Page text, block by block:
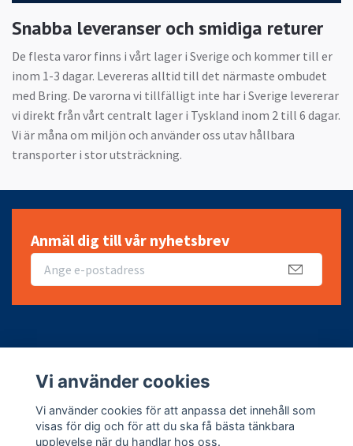
Snabba leveranser och smidiga returer
De flesta varor finns i vårt lager i Sverige och kommer till er
inom 1-3 dagar. Levereras alltid till det närmaste ombudet
med Bring. De varorna vi tillfälligt inte har i Sverige levererar
vi direkt från vårt centralt lager i Tyskland inom 2 till 6 dagar.
Vi är måna om miljön och använder oss utav hållbara
transporter i stor utsträckning.
Anmäl dig till vår nyhetsbrev
Sociala medier
Vi använder cookies
Vi använder cookies för att anpassa det innehåll som
visas för dig och för att du ska få bästa tänkbara
upplevelse när du handlar hos oss.